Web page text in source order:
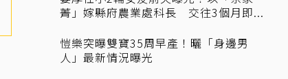
菁」嫁縣府農業處科長 交往3個月即...
愷樂突曝雙寶35周早產！曬「身邊男
人」最新情況曝光